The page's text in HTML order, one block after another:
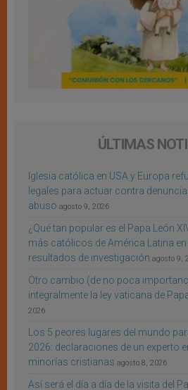
ÚLTIMAS
Iglesia católica en USA y Europa
legales para actuar contra
abuso agosto 9, 2026
¿Qué tan popular es el Papa León
más católicos de América Latina
resultados de investigación agosto 9,
Otro cambio (de no poca
integralmente la ley vaticana de
2026
Los 5 peores lugares del mundo
2026: declaraciones de un experto
minorías cristianas agosto 8, 2026
Así será el día a día de la visita del